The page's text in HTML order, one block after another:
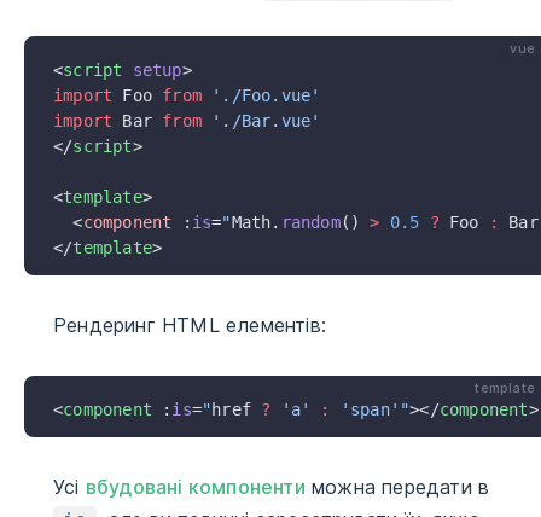
vue
<script setup>
import Foo from './Foo.vue'
import Bar from './Bar.vue'
</script>
<template>
  <
component : is="Math. random() > 0.5 ? Foo : Bar
</template>
Рендеринг HTML елементів:
template
<component : is="href ? 'a' : 'span'"></component>
Усі вбудовані компоненти можна передати в